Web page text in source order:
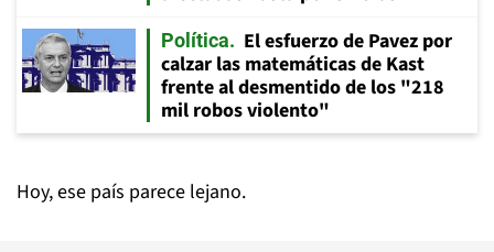
Política
El esfuerzo de Pavez por
calzar las matemáticas de Kast
frente al desmentido de los "218
mil robos violento"
Hoy, ese país parece lejano.